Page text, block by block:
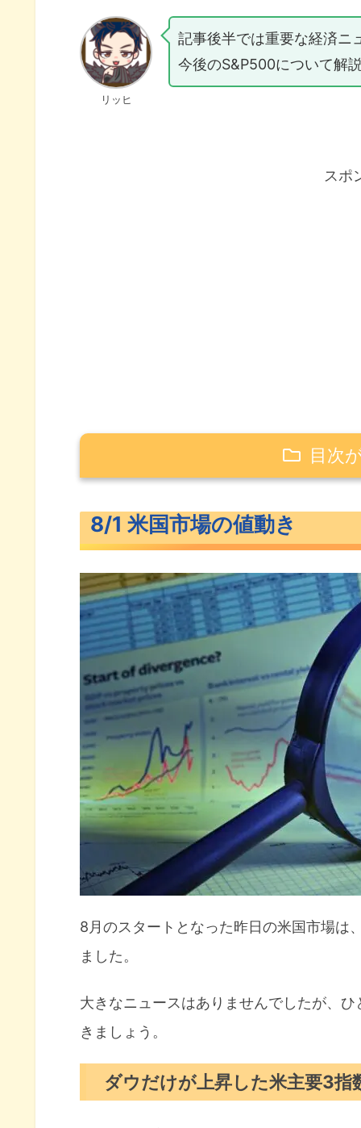
リッヒ
記事後半では重要な経済ニ
今後のS&P500について解
スポ
目次
ダウだけが上昇した米主要3指
S&P500ヒートマップ
セクター別パフォーマンス
S&P500チャート分析
米国市場のトピックス
求人件数が減少した米雇用市場
利上げ停止に証拠が欲しいシカ
9ヵ月連続縮小したISM製造業
今週の注目決算
8月の注目イベントについて
8/1 米国市場の値動き
8月のスタートとなった昨日の米国市場は
ました。
大きなニュースはありませんでしたが、
きましょう。
ダウだけが上昇した米主要3指